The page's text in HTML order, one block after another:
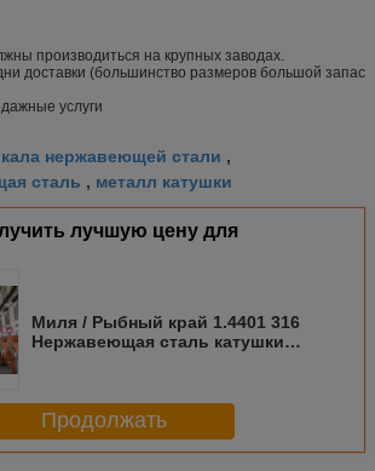
производиться на крупных заводах.
доставки (большинство размеров большой запас
услуги
нержавеющей стали ,
сталь , металл катушки
лучшую цену для
Миля / Рыбный край 1.4401 316
Нержавеющая сталь катушки
Продолжать